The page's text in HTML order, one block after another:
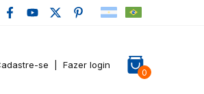
se Fazer login
0